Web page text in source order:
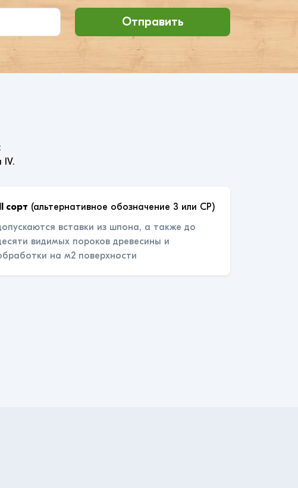
Отправить
IV.
III сорт (альтернативное обозначение 3 или СР)
вставки из шпона, а также до
видимых пороков древесины и
на м2 поверхности